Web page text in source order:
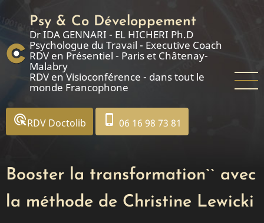
au
contenu
principal
Psy & Co Développement
Dr IDA GENNARI - EL HICHERI Ph.D
Psychologue du Travail - Executive Coach
RDV en Présentiel - Paris et Châtenay-
Malabry
RDV en Visioconférence - dans tout le
monde Francophone
ads_clickRDV Doctolib phone_iphone 06 16 98 73 81
Booster la transformation`` avec
la méthode de Christine Lewicki